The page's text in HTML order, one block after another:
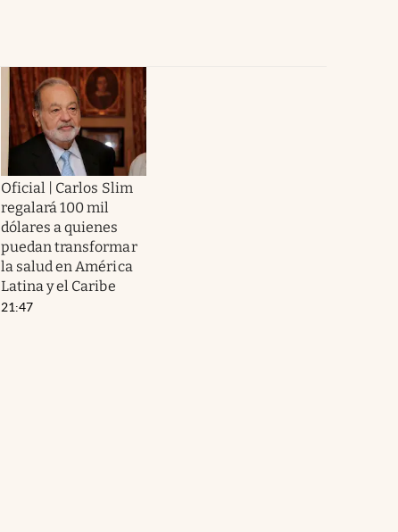
Oficial | Carlos Slim
regalará 100 mil
dólares a quienes
puedan transformar
la salud en América
Latina y el Caribe
21:47